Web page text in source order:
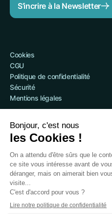
S’incrire à la Newsletter
@Qileo 2025
Site web réalisé par Digidop
Cookies
CGU
Politique de confidentialité
Sécurité
Mentions légales
Qileo est le nom commercial de
simplifiée immatriculée au RCS
92300 Levallois-Perret.